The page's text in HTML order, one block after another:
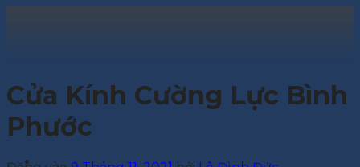
Cửa Kính Cường Lực Bình
Phước